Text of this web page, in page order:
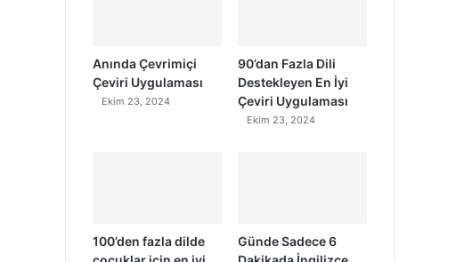
Anında Çevrimiçi
Çeviri Uygulaması
Ekim 23, 2024
90’dan Fazla Dili
Destekleyen En İyi
Çeviri Uygulaması
Ekim 23, 2024
100’den fazla dilde
Günde Sadece 6